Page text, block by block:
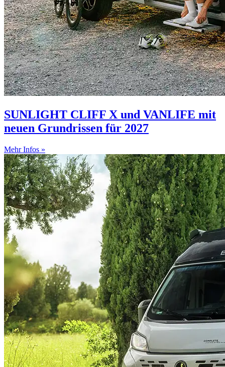
SUNLIGHT CLIFF X und VANLIFE mit
neuen Grundrissen für 2027
Mehr Infos »